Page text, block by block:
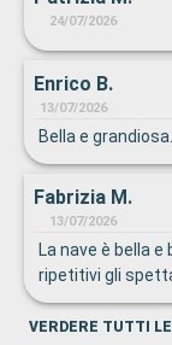
24/07/2026
Enrico B.
13/07/2026
Bella e grandiosa.
Fabrizia M.
13/07/2026
La nave è bella
ripetitivi gli
VERDERE TUTTI